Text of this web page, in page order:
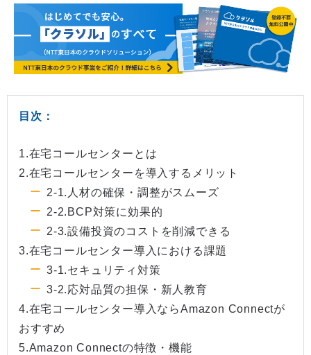
目次：
1.在宅コールセンターとは
2.在宅コールセンターを導入するメリット
2-1.人材の確保・調整がスムーズ
2-2.BCP対策に効果的
2-3.設備投資のコストを削減できる
3.在宅コールセンター導入における課題
3-1.セキュリティ対策
3-2.応対品質の担保・新人教育
4.在宅コールセンター導入ならAmazon Connectが
おすすめ
5.Amazon Connectの特徴・機能